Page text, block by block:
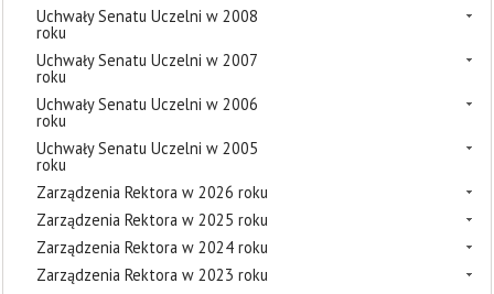
Uchwały Senatu Uczelni w 2008
roku
Uchwały Senatu Uczelni w 2007
roku
Uchwały Senatu Uczelni w 2006
roku
Uchwały Senatu Uczelni w 2005
roku
Zarządzenia Rektora w 2026 roku
Zarządzenia Rektora w 2025 roku
Zarządzenia Rektora w 2024 roku
Zarządzenia Rektora w 2023 roku